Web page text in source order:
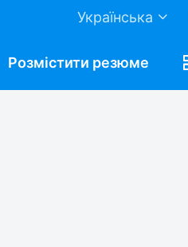
Українська
Розмістити резюме